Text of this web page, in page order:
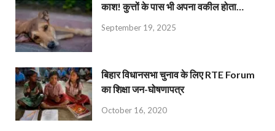
काश! कुत्तों के पास भी अपना वकील होता…
September 19, 2025
बिहार विधानसभा चुनाव के लिए RTE Forum
का शिक्षा जन-घोषणापत्र
October 16, 2020